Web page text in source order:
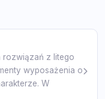
rozwiązań z litego
wyposażenia o
W